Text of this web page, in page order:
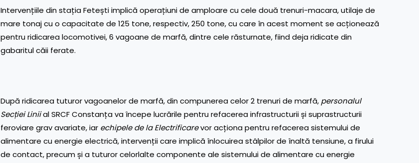
Intervențiile din stația Fetești implică operațiuni de amploare cu cele două trenuri-macara, utilaje de
mare tonaj cu o capacitate de 125 tone, respectiv, 250 tone, cu care în acest moment se acționează
pentru ridicarea locomotivei, 6 vagoane de marfă, dintre cele răsturnate, fiind deja ridicate din
gabaritul căii ferate.
După ridicarea tuturor vagoanelor de marfă, din compunerea celor 2 trenuri de marfă, personalul
Secției Liniial SRCF Constanța va începe lucrările pentru refacerea infrastructurii și suprastructurii
feroviare grav avariate, iar echipele de la Electrificarevor acționa pentru refacerea sistemului de
alimentare cu energie electrică, intervenții care implică înlocuirea stâlpilor de înaltă tensiune, a firului
de contact, precum și a tuturor celorlalte componente ale sistemului de alimentare cu energie